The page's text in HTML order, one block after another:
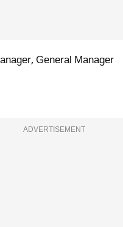
General Manager
ADVERTISEMENT